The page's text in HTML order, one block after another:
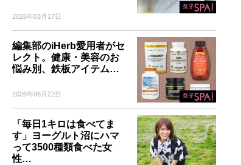
2026年03月17日
編集部のiHerb愛用者がセ
レクト。健康・美容のお
悩み別、鉄板アイテム…
2026年06月22日
「毎日1キロは食べてま
す」ヨーグルト沼にハマ
って3500種類食べた女
性…